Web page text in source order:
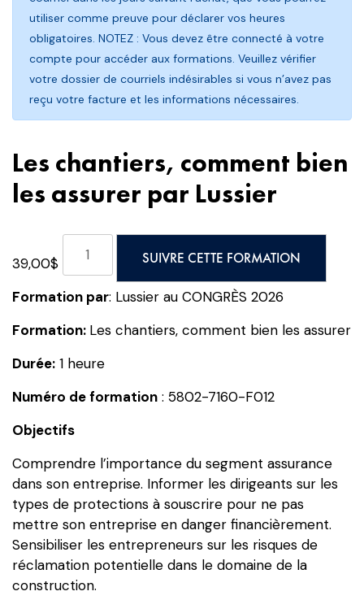
utiliser comme preuve pour déclarer vos heures
obligatoires. NOTEZ : Vous devez être connecté à votre
compte pour accéder aux formations. Veuillez vérifier
votre dossier de courriels indésirables si vous n’avez pas
reçu votre facture et les informations nécessaires.
Les chantiers, comment bien
les assurer par Lussier
39,00$
chantiers,
comment
les
par
Lussier
SUIVRE CETTE FORMATION
Formation par: Lussier au CONGRÈS 2026
Formation: Les chantiers, comment bien les assurer
Durée: 1 heure
Numéro de formation : 5802-7160-F012
Objectifs
Comprendre l’importance du segment assurance
dans son entreprise. Informer les dirigeants sur les
types de protections à souscrire pour ne pas
mettre son entreprise en danger financièrement.
Sensibiliser les entrepreneurs sur les risques de
réclamation potentielle dans le domaine de la
construction.